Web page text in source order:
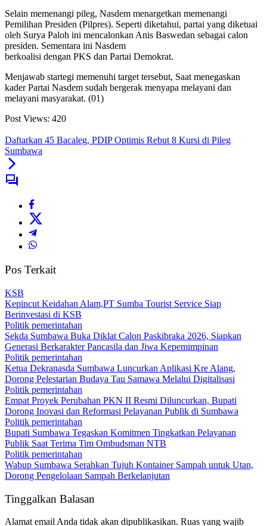
Selain memenangi pileg, Nasdem menargetkan memenangi
Pemilihan Presiden (Pilpres). Seperti diketahui, partai yang diketuai
oleh Surya Paloh ini mencalonkan Anis Baswedan sebagai calon
presiden. Sementara ini Nasdem
berkoalisi dengan PKS dan Partai Demokrat.
Menjawab startegi memenuhi target tersebut, Saat menegaskan
kader Partai Nasdem sudah bergerak menyapa melayani dan
melayani masyarakat. (01)
Post Views: 420
Daftarkan 45 Bacaleg, PDIP Optimis Rebut 8 Kursi di Pileg
Sumbawa
Pos Terkait
KSB
Kepincut Keidahan Alam,PT Sumba Tourist Service Siap
Berinvestasi di KSB
Politik pemerintahan
Sekda Sumbawa Buka Diklat Calon Paskibraka 2026, Siapkan
Generasi Berkarakter Pancasila dan Jiwa Kepemimpinan
Politik pemerintahan
Ketua Dekranasda Sumbawa Luncurkan Aplikasi Kre Alang,
Dorong Pelestarian Budaya Tau Samawa Melalui Digitalisasi
Politik pemerintahan
Empat Proyek Perubahan PKN II Resmi Diluncurkan, Bupati
Dorong Inovasi dan Reformasi Pelayanan Publik di Sumbawa
Politik pemerintahan
Bupati Sumbawa Tegaskan Komitmen Tingkatkan Pelayanan
Publik Saat Terima Tim Ombudsman NTB
Politik pemerintahan
Wabup Sumbawa Serahkan Tujuh Kontainer Sampah untuk Utan,
Dorong Pengelolaan Sampah Berkelanjutan
Tinggalkan Balasan
Alamat email Anda tidak akan dipublikasikan. Ruas yang wajib